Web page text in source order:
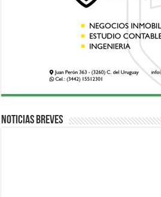
Noticias breves